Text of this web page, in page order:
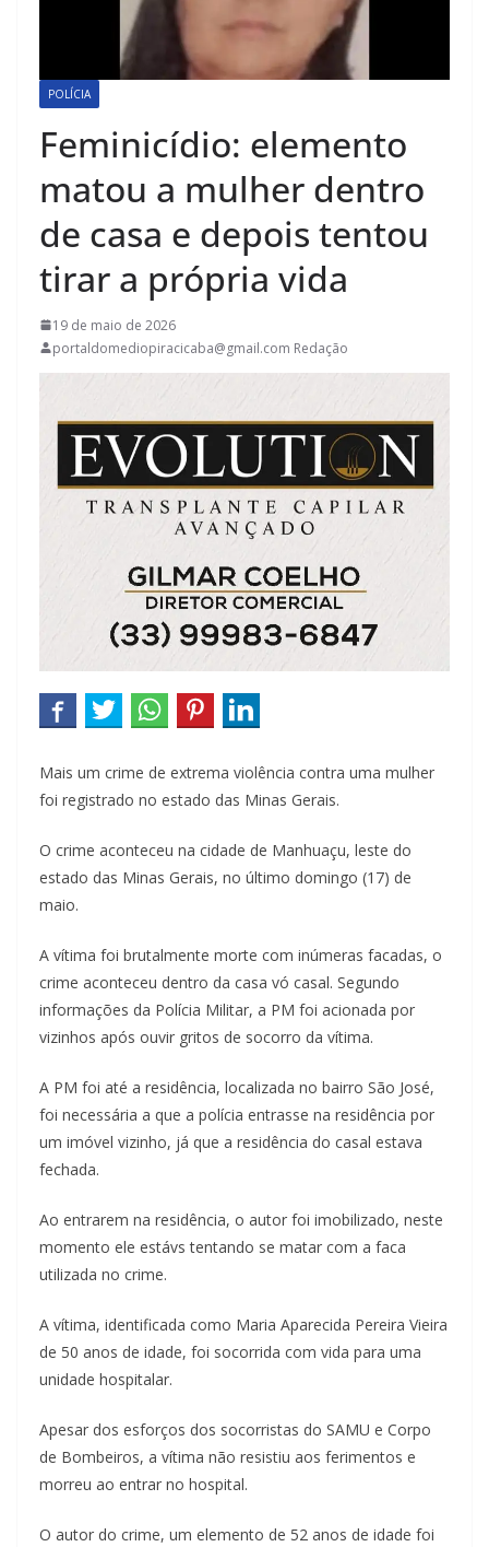
POLÍCIA
Feminicídio: elemento
matou a mulher dentro
de casa e depois tentou
tirar a própria vida
19 de maio de 2026
portaldomediopiracicaba@gmail.com Redação
Mais um crime de extrema violência contra uma mulher
foi registrado no estado das Minas Gerais.
O crime aconteceu na cidade de Manhuaçu, leste do
estado das Minas Gerais, no último domingo (17) de
maio.
A vítima foi brutalmente morte com inúmeras facadas, o
crime aconteceu dentro da casa vó casal. Segundo
informações da Polícia Militar, a PM foi acionada por
vizinhos após ouvir gritos de socorro da vítima.
A PM foi até a residência, localizada no bairro São José,
foi necessária a que a polícia entrasse na residência por
um imóvel vizinho, já que a residência do casal estava
fechada.
Ao entrarem na residência, o autor foi imobilizado, neste
momento ele estávs tentando se matar com a faca
utilizada no crime.
A vítima, identificada como Maria Aparecida Pereira Vieira
de 50 anos de idade, foi socorrida com vida para uma
unidade hospitalar.
Apesar dos esforços dos socorristas do SAMU e Corpo
de Bombeiros, a vítima não resistiu aos ferimentos e
morreu ao entrar no hospital.
O autor do crime, um elemento de 52 anos de idade foi